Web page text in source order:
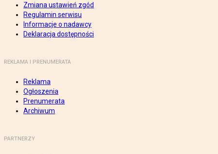
Zmiana ustawień zgód
Regulamin serwisu
Informacje o nadawcy
Deklaracja dostępności
REKLAMA I PRENUMERATA
Reklama
Ogłoszenia
Prenumerata
Archiwum
PARTNERZY